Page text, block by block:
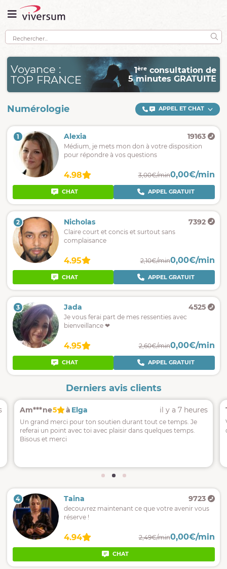
Voyance :
TOP FRANCE
1ère consultation de
5 minutes GRATUITE
Numérologie APPEL ET CHAT
Derniers avis clients
Am***ne5 à Elga il y a 7 heures
Un grand merci pour ton soutien durant tout ce temps. Je
referai un point avec toi avec plaisir dans quelques temps.
Bisous et merci
1 Alexia 19163
Médium, je mets mon don à votre disposition
pour répondre à vos questions
4.98 3,00€/min0,00€/min
CHAT APPEL GRATUIT
2 Nicholas 7392
Claire court et concis et surtout sans
complaisance
4.95 2,10€/min0,00€/min
CHAT APPEL GRATUIT
3 Jada 4525
Je vous ferai part de mes ressenties avec
bienveillance ❤
4.95 2,60€/min0,00€/min
CHAT APPEL GRATUIT
4 Taina 9723
decouvrez maintenant ce que votre avenir vous
réserve !
4.94 2,49€/min0,00€/min
CHAT